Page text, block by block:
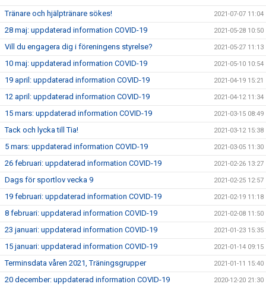
Tränare och hjälptränare sökes! 2021-07-07 11:04
28 maj: uppdaterad information COVID-19 2021-05-28 10:50
Vill du engagera dig i föreningens styrelse? 2021-05-27 11:13
10 maj: uppdaterad information COVID-19 2021-05-10 10:54
19 april: uppdaterad information COVID-19 2021-04-19 15:21
12 april: uppdaterad information COVID-19 2021-04-12 11:34
15 mars: uppdaterad information COVID-19 2021-03-15 08:49
Tack och lycka till Tia! 2021-03-12 15:38
5 mars: uppdaterad information COVID-19 2021-03-05 11:30
26 februari: uppdaterad information COVID-19 2021-02-26 13:27
Dags för sportlov vecka 9 2021-02-25 12:57
19 februari: uppdaterad information COVID-19 2021-02-19 11:18
8 februari: uppdaterad information COVID-19 2021-02-08 11:50
23 januari: uppdaterad information COVID-19 2021-01-23 15:35
15 januari: uppdaterad information COVID-19 2021-01-14 09:15
Terminsdata våren 2021, Träningsgrupper 2021-01-11 15:40
20 december: uppdaterad information COVID-19 2020-12-20 21:30